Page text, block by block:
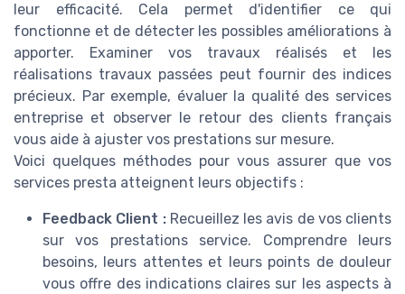
leur efficacité. Cela permet d'identifier ce qui
fonctionne et de détecter les possibles améliorations à
apporter. Examiner vos travaux réalisés et les
réalisations travaux passées peut fournir des indices
précieux. Par exemple, évaluer la qualité des services
entreprise et observer le retour des clients français
vous aide à ajuster vos prestations sur mesure.
Voici quelques méthodes pour vous assurer que vos
services presta atteignent leurs objectifs :
Feedback Client :Recueillez les avis de vos clients
sur vos prestations service. Comprendre leurs
besoins, leurs attentes et leurs points de douleur
vous offre des indications claires sur les aspects à